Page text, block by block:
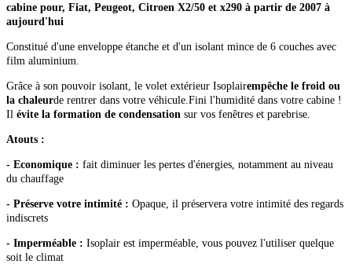
cabine pour, Fiat, Peugeot, Citroen X2/50 et x290 à partir de 2007 à
aujourd'hui
Constitué d'une enveloppe étanche et d'un isolant mince de 6 couches avec
film aluminium.
Grâce à son pouvoir isolant, le volet extérieur Isoplairempêche le froid ou
la chaleurde rentrer dans votre véhicule.Fini l'humidité dans votre cabine !
Il évite la formation de condensation sur vos fenêtres et parebrise.
Atouts :
- Economique : fait diminuer les pertes d'énergies, notamment au niveau
du chauffage
- Préserve votre intimité : Opaque, il préservera votre intimité des regards
indiscrets
- Imperméable : Isoplair est imperméable, vous pouvez l'utiliser quelque
soit le climat